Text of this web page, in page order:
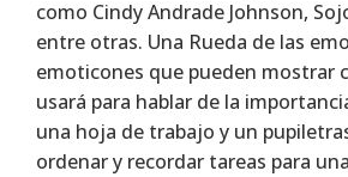
como Cindy Andrade Johnson,
entre otras. Una Rueda de las
emoticones que pueden mostrar
usará para hablar de la
una hoja de trabajo y un
ordenar y recordar tareas para